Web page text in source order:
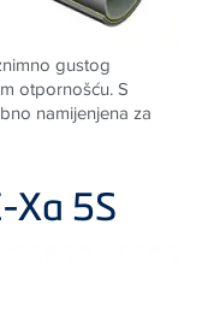
gustog
otpornošću. S
namijenjena za
Xa 5S